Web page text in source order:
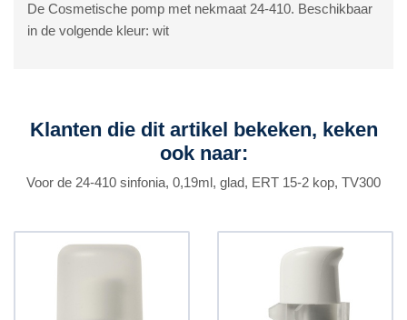
De Cosmetische pomp met nekmaat 24-410. Beschikbaar
in de volgende kleur: wit
Klanten die dit artikel bekeken, keken
ook naar:
Voor de 24-410 sinfonia, 0,19ml, glad, ERT 15-2 kop, TV300